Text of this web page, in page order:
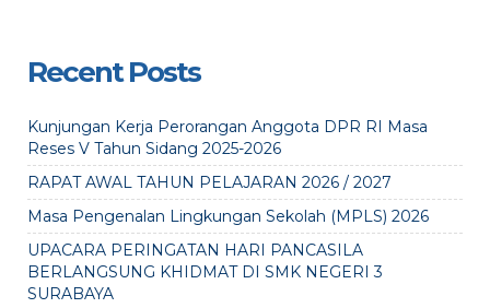
Recent Posts
Kunjungan Kerja Perorangan Anggota DPR RI Masa
Reses V Tahun Sidang 2025-2026
RAPAT AWAL TAHUN PELAJARAN 2026 / 2027
Masa Pengenalan Lingkungan Sekolah (MPLS) 2026
UPACARA PERINGATAN HARI PANCASILA
BERLANGSUNG KHIDMAT DI SMK NEGERI 3
SURABAYA